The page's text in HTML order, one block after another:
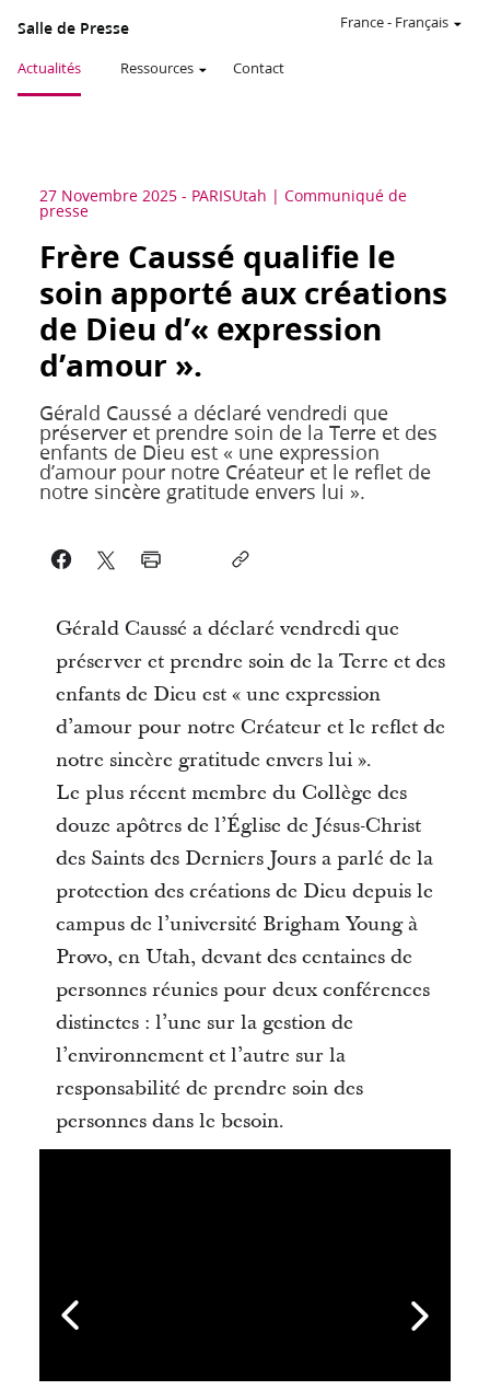
Salle de Presse
Actualités Ressources Contact
France- Français
27 Novembre 2025 - PARISUtah Communiqué de
presse
Frère Caussé qualifie le
soin apporté aux créations
de Dieu d’« expression
d’amour ».
Gérald Caussé a déclaré vendredi que
préserver et prendre soin de la Terre et des
enfants de Dieu est « une expression
d’amour pour notre Créateur et le reflet de
notre sincère gratitude envers lui ».
Gérald Caussé a déclaré vendredi que
préserver et prendre soin de la Terre et des
enfants de Dieu est « une expression
d’amour pour notre Créateur et le reflet de
notre sincère gratitude envers lui ».
Le plus récent membre du Collège des
douze apôtres de l’Église de Jésus-Christ
des Saints des Derniers Jours a parlé de la
protection des créations de Dieu depuis le
campus de l’université Brigham Young à
Provo, en Utah, devant des centaines de
personnes réunies pour deux conférences
distinctes : l’une sur la gestion de
l’environnement et l’autre sur la
responsabilité de prendre soin des
personnes dans le besoin.